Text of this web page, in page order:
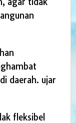
daerah. ujar
fleksibel